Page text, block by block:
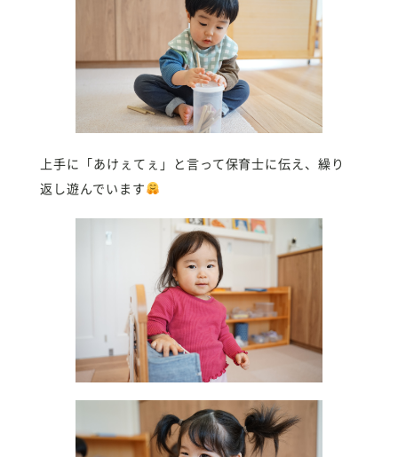
上手に「あけぇてぇ」と言って保育士に伝え、繰り
返し遊んでいます